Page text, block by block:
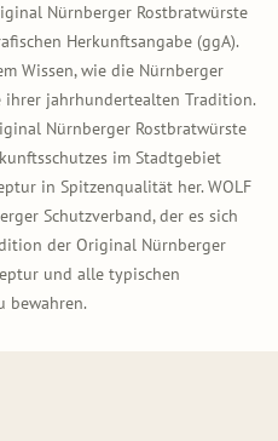
Nürnberger Rostbratwürste
Herkunftsangabe (ggA).
Wissen, wie die Nürnberger
jahrhundertealten Tradition.
Nürnberger Rostbratwürste
im Stadtgebiet
in Spitzenqualität her. WOLF
Schutzverband, der es sich
der Original Nürnberger
und alle typischen
bewahren.